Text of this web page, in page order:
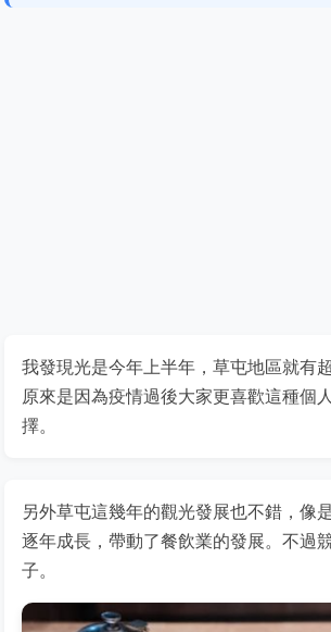
我發現光是今年上半年，草屯地區就有
原來是因為疫情過後大家更喜歡這種個
擇。
另外草屯這幾年的觀光發展也不錯，像
逐年成長，帶動了餐飲業的發展。不過
子。